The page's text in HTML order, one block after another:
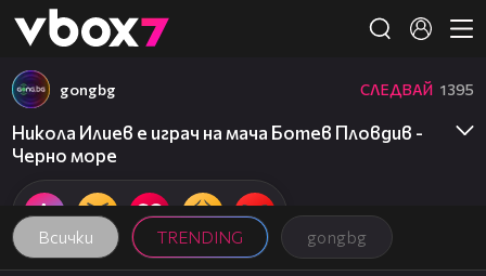
👾
Всички TRENDING gongbg
gongbg СЛЕДВАЙ 1395
Никола Илиев е играч на мача Ботев Пловдив -
Черно море
00:19